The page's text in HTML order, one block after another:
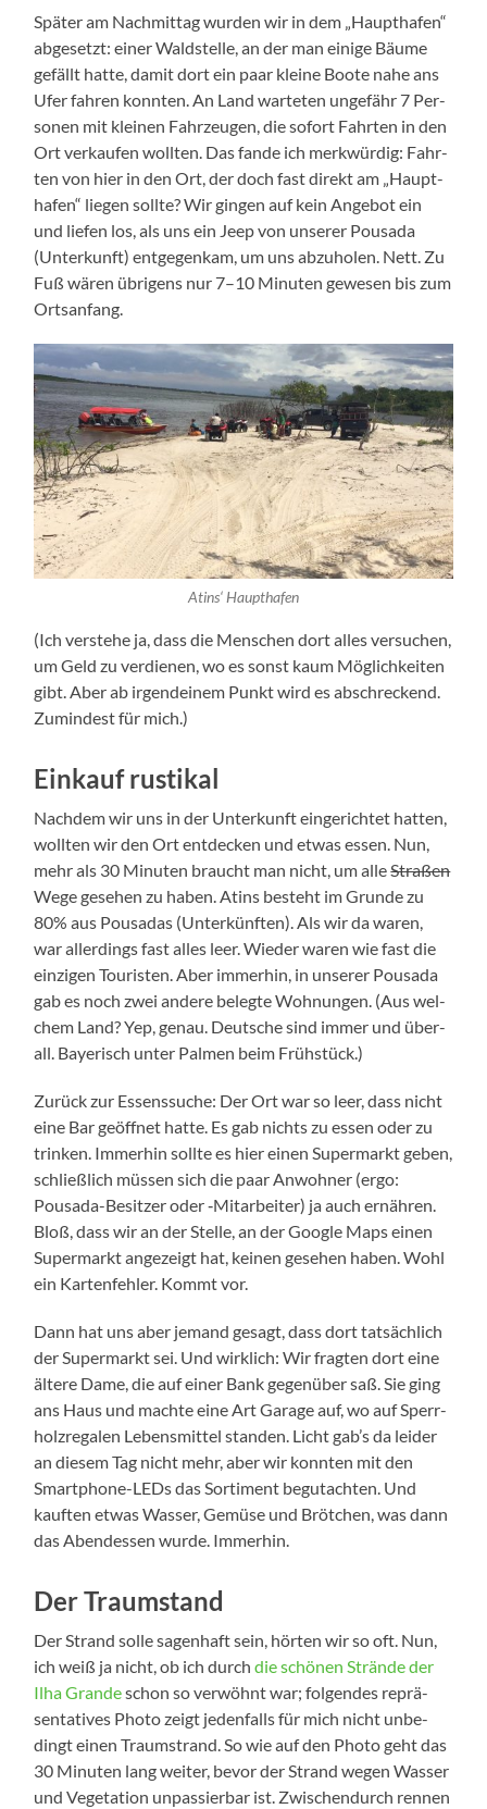
Spä­ter am Nach­mit­tag wur­den wir in dem „Haupt­ha­fen“
abge­setzt: einer Wald­stel­le, an der man eini­ge Bäu­me
gefällt hat­te, damit dort ein paar klei­ne Boo­te nahe ans
Ufer fah­ren konn­ten. An Land war­te­ten unge­fähr 7 Per­
so­nen mit klei­nen Fahr­zeu­gen, die sofort Fahr­ten in den
Ort ver­kau­fen woll­ten. Das fan­de ich merk­wür­dig: Fahr­
ten von hier in den Ort, der doch fast direkt am „Haupt­
ha­fen“ lie­gen soll­te? Wir gin­gen auf kein Ange­bot ein
und lie­fen los, als uns ein Jeep von unse­rer Pousa­da
(Unter­kunft) ent­ge­gen­kam, um uns abzu­ho­len. Nett. Zu
Fuß wären übri­gens nur 7–10 Minu­ten gewe­sen bis zum
Ortsanfang.
Atins‘ Haupt­ha­fen
(Ich ver­ste­he ja, dass die Men­schen dort alles ver­su­chen,
um Geld zu ver­die­nen, wo es sonst kaum Mög­lich­kei­ten
gibt. Aber ab irgend­ei­nem Punkt wird es abschre­ckend.
Zumin­dest für mich.)
Einkauf rustikal
Nach­dem wir uns in der Unter­kunft ein­ge­rich­tet hat­ten,
woll­ten wir den Ort ent­de­cken und etwas essen. Nun,
mehr als 30 Minu­ten braucht man nicht, um alleStra­ßen
Wege gese­hen zu haben. Atins besteht im Grun­de zu
80% aus Pousa­das (Unter­künf­ten). Als wir da waren,
war aller­dings fast alles leer. Wie­der waren wie fast die
ein­zi­gen Tou­ris­ten. Aber immer­hin, in unse­rer Pousa­da
gab es noch zwei ande­re beleg­te Woh­nun­gen. (Aus wel­
chem Land? Yep, genau. Deut­sche sind immer und über­
all. Baye­risch unter Pal­men beim Frühstück.)
Zurück zur Essens­su­che: Der Ort war so leer, dass nicht
eine Bar geöff­net hat­te. Es gab nichts zu essen oder zu
trin­ken. Immer­hin soll­te es hier einen Super­markt geben,
schließ­lich müs­sen sich die paar Anwoh­ner (ergo:
Pousada-Besitzer oder ‑Mit­ar­bei­ter) ja auch ernäh­ren.
Bloß, dass wir an der Stel­le, an der Goog­le Maps einen
Super­markt ange­zeigt hat, kei­nen gese­hen haben. Wohl
ein Kar­ten­feh­ler. Kommt vor.
Dann hat uns aber jemand gesagt, dass dort tat­säch­lich
der Super­markt sei. Und wirk­lich: Wir frag­ten dort eine
älte­re Dame, die auf einer Bank gegen­über saß. Sie ging
ans Haus und mach­te eine Art Gara­ge auf, wo auf Sperr­
holz­re­ga­len Lebens­mit­tel stan­den. Licht gab’s da lei­der
an die­sem Tag nicht mehr, aber wir konn­ten mit den
Smartphone-LEDs das Sor­ti­ment begut­ach­ten. Und
kauf­ten etwas Was­ser, Gemü­se und Bröt­chen, was dann
das Abend­essen wur­de. Immerhin.
Der Traumstand
Der Strand sol­le sagen­haft sein, hör­ten wir so oft. Nun,
ich weiß ja nicht, ob ich durchdie schö­nen Strän­de der
Ilha Gran­deschon so ver­wöhnt war; fol­gen­des reprä­
sen­ta­ti­ves Pho­to zeigt jeden­falls für mich nicht unbe­
dingt einen Traum­strand. So wie auf den Pho­to geht das
30 Minu­ten lang wei­ter, bevor der Strand wegen Was­ser
und Vege­ta­ti­on unpas­sier­bar ist. Zwi­schen­durch ren­nen